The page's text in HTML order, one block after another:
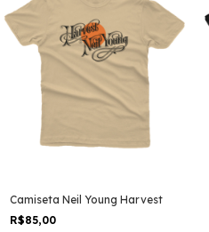
Camiseta Neil Young Harvest
R$85,00